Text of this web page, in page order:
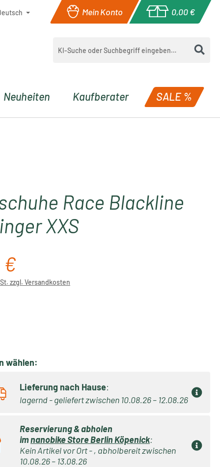
Mein Konto 0,00 €
Warenkorb
Neuheiten Kaufberater SALE %
Race Blackline
XXS
€
zzgl. Versandkosten
wählen:
Lieferung nach Hause:
lagernd - geliefert zwischen 10.08.26 – 12.08.26
Reservierung & abholen
imnanobike Store Berlin Köpenick:
Kein Artikel vor Ort - , abholbereit zwischen
10.08.26 – 13.08.26